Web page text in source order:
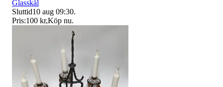
Glasskål
Sluttid10 aug 09:30.
Pris:100 kr,Köp nu.